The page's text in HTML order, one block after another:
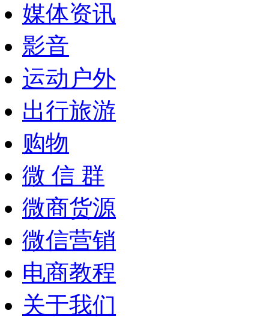
媒体资讯
影音
运动户外
出行旅游
购物
微 信 群
微商货源
微信营销
电商教程
关于我们